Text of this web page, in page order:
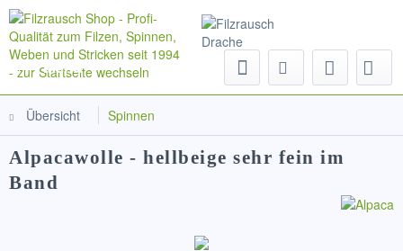
Menü
Übersicht Spinnen
Alpacawolle - hellbeige sehr fein im
Band